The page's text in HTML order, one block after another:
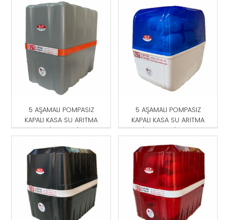
5 AŞAMALI POMPASIZ
KAPALI KASA SU ARITMA
CİHAZI GRİ
5 AŞAMALI POMPASIZ
KAPALI KASA SU ARITMA
CİHAZI MAVİ-BEYAZ